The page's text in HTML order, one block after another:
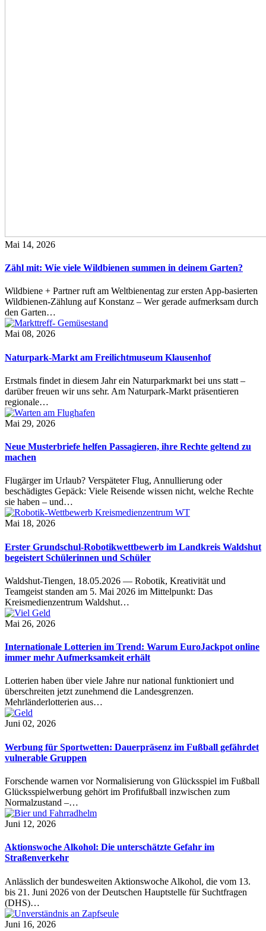
Mai 14, 2026
Zähl mit: Wie viele Wildbienen summen in deinem Garten?
Wildbiene + Partner ruft am Weltbienentag zur ersten App-basierten
Wildbienen-Zählung auf Konstanz – Wer gerade aufmerksam durch
den Garten…
Mai 08, 2026
Naturpark-Markt am Freilichtmuseum Klausenhof
Erstmals findet in diesem Jahr ein Naturparkmarkt bei uns statt –
darüber freuen wir uns sehr. Am Naturpark-Markt präsentieren
regionale…
Mai 29, 2026
Neue Musterbriefe helfen Passagieren, ihre Rechte geltend zu
machen
Flugärger im Urlaub? Verspäteter Flug, Annullierung oder
beschädigtes Gepäck: Viele Reisende wissen nicht, welche Rechte
sie haben – und…
Mai 18, 2026
Erster Grundschul-Robotikwettbewerb im Landkreis Waldshut
begeistert Schülerinnen und Schüler
Waldshut-Tiengen, 18.05.2026 — Robotik, Kreativität und
Teamgeist standen am 5. Mai 2026 im Mittelpunkt: Das
Kreismedienzentrum Waldshut…
Mai 26, 2026
Internationale Lotterien im Trend: Warum EuroJackpot online
immer mehr Aufmerksamkeit erhält
Lotterien haben über viele Jahre nur national funktioniert und
überschreiten jetzt zunehmend die Landesgrenzen.
Mehrländerlotterien aus…
Juni 02, 2026
Werbung für Sportwetten: Dauerpräsenz im Fußball gefährdet
vulnerable Gruppen
Forschende warnen vor Normalisierung von Glücksspiel im Fußball
Glücksspielwerbung gehört im Profifußball inzwischen zum
Normalzustand –…
Juni 12, 2026
Aktionswoche Alkohol: Die unterschätzte Gefahr im
Straßenverkehr
Anlässlich der bundesweiten Aktionswoche Alkohol, die vom 13.
bis 21. Juni 2026 von der Deutschen Hauptstelle für Suchtfragen
(DHS)…
Juni 16, 2026